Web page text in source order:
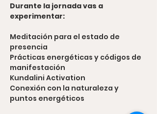
Durante la jornada vas a
experimentar:
Meditación para el estado de
presencia
Prácticas energéticas y códigos de
manifestación
Kundalini Activation
Conexión con la naturaleza y
puntos energéticos